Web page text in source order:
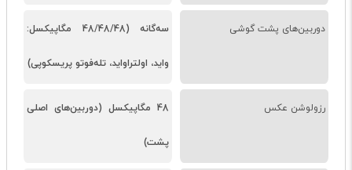
دوربین‌های پشت گوشی سه‌گانه (48/48/48 مگاپیکسل:
واید، اولتراواید، تله‌فوتو پریسکوپی)
رزولوشن عکس 48 مگاپیکسل (دوربین‌های اصلی
پشت)